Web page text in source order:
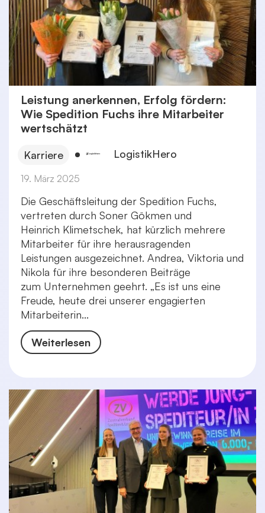
Leistung anerkennen, Erfolg fördern:
Wie Spedition Fuchs ihre Mitarbeiter
wertschätzt
Karriere LogistikHero
19. März 2025
Die Geschäftsleitung der Spedition Fuchs,
vertreten durch Soner Gökmen und
Heinrich Klimetschek, hat kürzlich mehrere
Mitarbeiter für ihre herausragenden
Leistungen ausgezeichnet. Andrea, Viktoria und
Nikola für ihre besonderen Beiträge
zum Unternehmen geehrt. „Es ist uns eine
Freude, heute drei unserer engagierten
Mitarbeiterin...
Weiterlesen